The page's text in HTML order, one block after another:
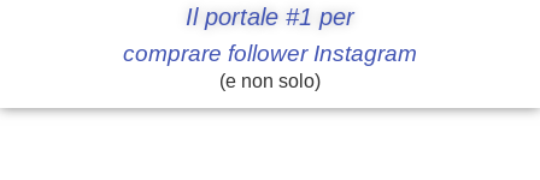
Il portale #1 per
comprare follower Instagram
(e non solo)